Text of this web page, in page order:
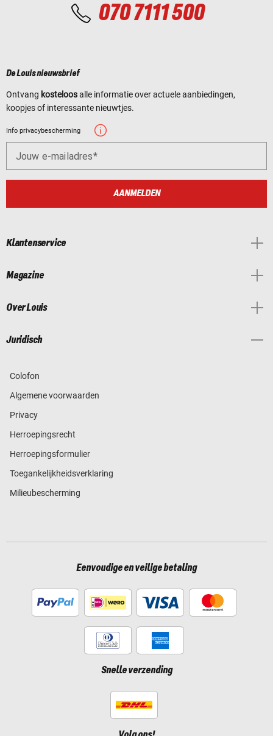
070 7111 500
De Louis nieuwsbrief
Ontvang kosteloosalle informatie over actuele aanbiedingen,
koopjes of interessante nieuwtjes.
Info privacybescherming
Jouw e-mailadres
AANMELDEN
Klantenservice
Magazine
Over Louis
Juridisch
Colofon
Algemene voorwaarden
Privacy
Herroepingsrecht
Herroepingsformulier
Toegankelijkheidsverklaring
Milieubescherming
Eenvoudige en veilige betaling
Snelle verzending